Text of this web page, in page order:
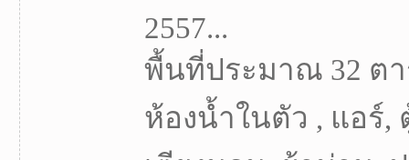
2557...
พื้นที่ประมาณ 32 ตา
ห้องน้ำในตัว , แอร์,